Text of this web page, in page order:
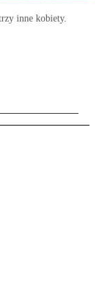
inne kobiety.